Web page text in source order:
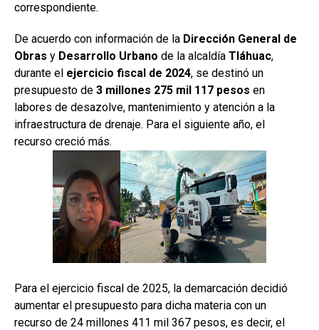
correspondiente.
De acuerdo con información de la Dirección General de
Obras y Desarrollo Urbano de la alcaldía Tláhuac,
durante el ejercicio fiscal de 2024, se destinó un
presupuesto de 3 millones 275 mil 117 pesos en
labores de desazolve, mantenimiento y atención a la
infraestructura de drenaje. Para el siguiente año, el
recurso creció más.
Para el ejercicio fiscal de 2025, la demarcación decidió
aumentar el presupuesto para dicha materia con un
recurso de 24 millones 411 mil 367 pesos, es decir, el